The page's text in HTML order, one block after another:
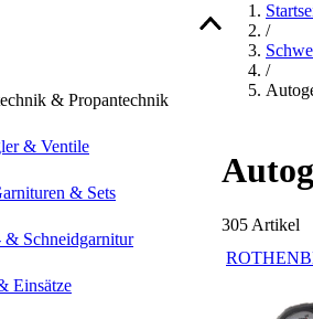
& Propantechnik
& Ventile
& Sets
& Schneidgarnitur
Einsätze
/
/
305 Artikel